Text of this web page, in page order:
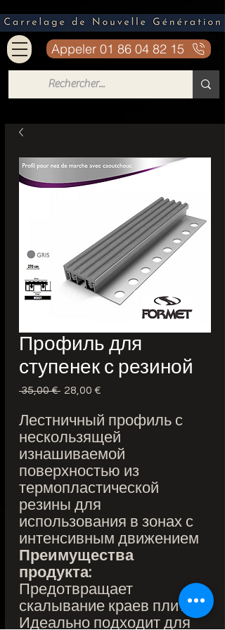
Appeler 01 86 04 82 15
Профиль для
ступенек с резиной
35,00 € Обычная
28,00 €
Лестничный профиль с
нескользящей
изнашиваемой
поверхностью из
термопластической
резины для
использования в зонах с
интенсивным движением
Преимущества
продукта:
Предотвращает
скалывание краев плитки
Идеально подходит для